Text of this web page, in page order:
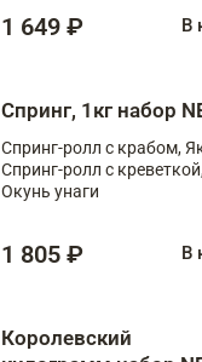
1 649 ₽ В
Спринг, 1кг набор
Спринг-ролл с крабом,
Спринг-ролл с
Окунь унаги
1 805 ₽ В
Королевский